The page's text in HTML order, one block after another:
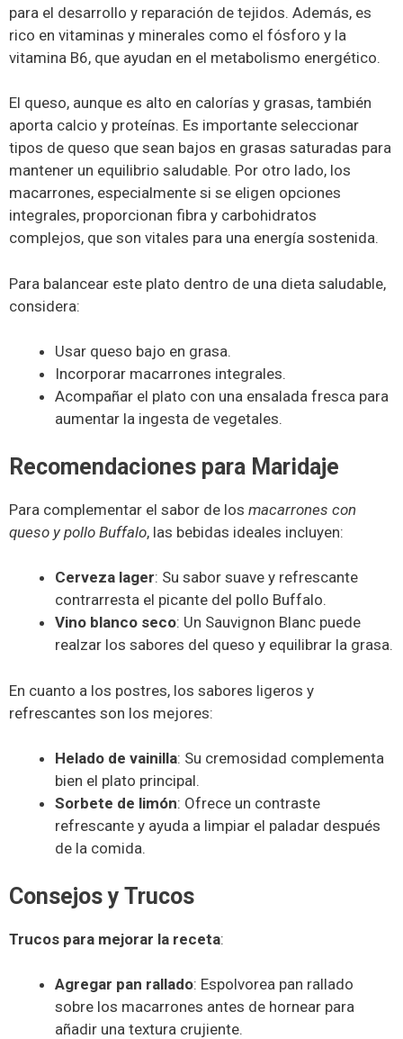
para el desarrollo y reparación de tejidos. Además, es
rico en vitaminas y minerales como el fósforo y la
vitamina B6, que ayudan en el metabolismo energético.
El queso, aunque es alto en calorías y grasas, también
aporta calcio y proteínas. Es importante seleccionar
tipos de queso que sean bajos en grasas saturadas para
mantener un equilibrio saludable. Por otro lado, los
macarrones, especialmente si se eligen opciones
integrales, proporcionan fibra y carbohidratos
complejos, que son vitales para una energía sostenida.
Para balancear este plato dentro de una dieta saludable,
considera:
Usar queso bajo en grasa.
Incorporar macarrones integrales.
Acompañar el plato con una ensalada fresca para
aumentar la ingesta de vegetales.
Recomendaciones para Maridaje
Para complementar el sabor de los macarrones con
queso y pollo Buffalo, las bebidas ideales incluyen:
Cerveza lager: Su sabor suave y refrescante
contrarresta el picante del pollo Buffalo.
Vino blanco seco: Un Sauvignon Blanc puede
realzar los sabores del queso y equilibrar la grasa.
En cuanto a los postres, los sabores ligeros y
refrescantes son los mejores:
Helado de vainilla: Su cremosidad complementa
bien el plato principal.
Sorbete de limón: Ofrece un contraste
refrescante y ayuda a limpiar el paladar después
de la comida.
Consejos y Trucos
Trucos para mejorar la receta:
Agregar pan rallado: Espolvorea pan rallado
sobre los macarrones antes de hornear para
añadir una textura crujiente.